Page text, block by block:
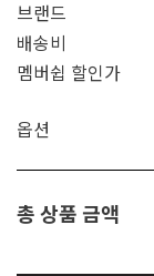
브랜드
배송비
멤버쉽 할인가
옵션
총 상품 금액